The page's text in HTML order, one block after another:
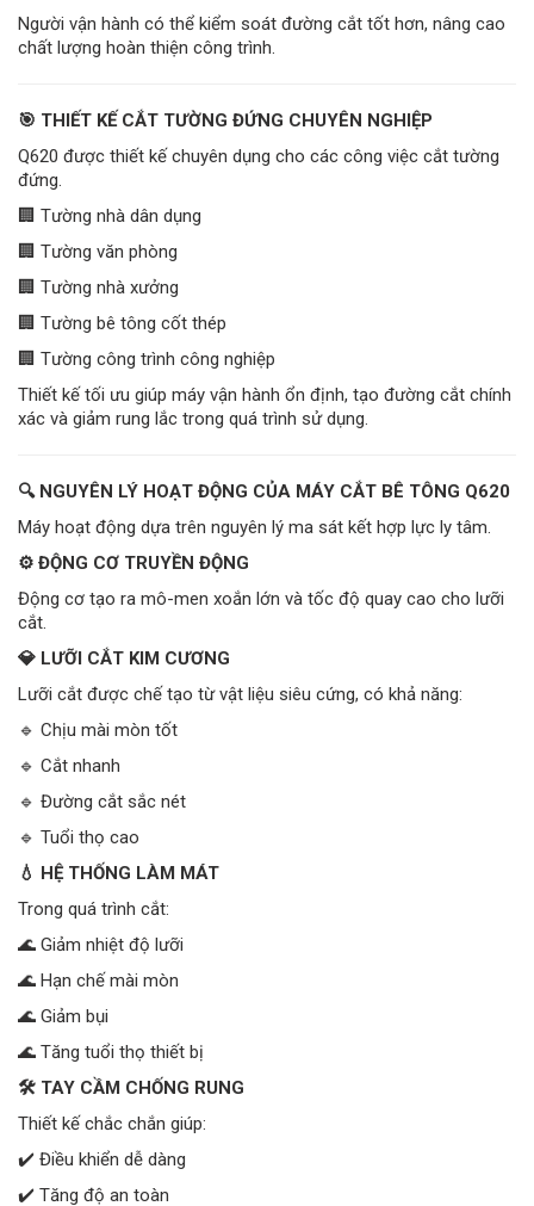
Người vận hành có thể kiểm soát đường cắt tốt hơn, nâng cao
chất lượng hoàn thiện công trình.
🎯 THIẾT KẾ CẮT TƯỜNG ĐỨNG CHUYÊN NGHIỆP
Q620 được thiết kế chuyên dụng cho các công việc cắt tường
đứng.
🏢 Tường nhà dân dụng
🏢 Tường văn phòng
🏢 Tường nhà xưởng
🏢 Tường bê tông cốt thép
🏢 Tường công trình công nghiệp
Thiết kế tối ưu giúp máy vận hành ổn định, tạo đường cắt chính
xác và giảm rung lắc trong quá trình sử dụng.
🔍 NGUYÊN LÝ HOẠT ĐỘNG CỦA MÁY CẮT BÊ TÔNG Q620
Máy hoạt động dựa trên nguyên lý ma sát kết hợp lực ly tâm.
⚙️ ĐỘNG CƠ TRUYỀN ĐỘNG
Động cơ tạo ra mô-men xoắn lớn và tốc độ quay cao cho lưỡi
cắt.
💎 LƯỠI CẮT KIM CƯƠNG
Lưỡi cắt được chế tạo từ vật liệu siêu cứng, có khả năng:
🔹 Chịu mài mòn tốt
🔹 Cắt nhanh
🔹 Đường cắt sắc nét
🔹 Tuổi thọ cao
💧 HỆ THỐNG LÀM MÁT
Trong quá trình cắt:
🌊 Giảm nhiệt độ lưỡi
🌊 Hạn chế mài mòn
🌊 Giảm bụi
🌊 Tăng tuổi thọ thiết bị
🛠️ TAY CẦM CHỐNG RUNG
Thiết kế chắc chắn giúp:
✔️ Điều khiển dễ dàng
✔️ Tăng độ an toàn